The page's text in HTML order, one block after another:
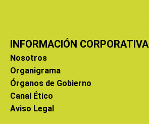
INFORMACIÓN CORPORATIVA
Nosotros
Organigrama
Órganos de Gobierno
Canal Ético
Aviso Legal